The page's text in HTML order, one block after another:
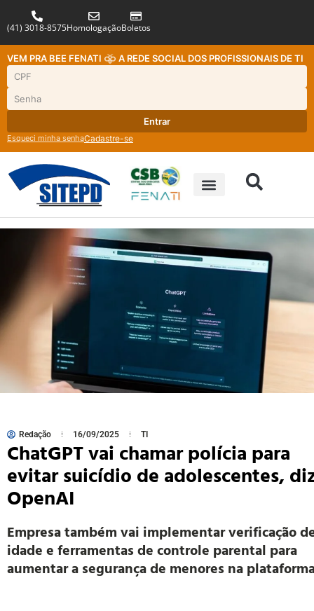
(41) 3018-8575HomologaçãoBoletos
VEM PRA BEE FENATI A REDE SOCIAL DOS PROFISSIONAIS DE TI
Entrar
Esqueci minha senhaCadastre-se
Redação 16/09/2025 TI
ChatGPT vai chamar polícia para
evitar suicídio de adolescentes,
OpenAI
Empresa também vai implementar verificação
idade e ferramentas de controle parental para
aumentar a segurança de menores na